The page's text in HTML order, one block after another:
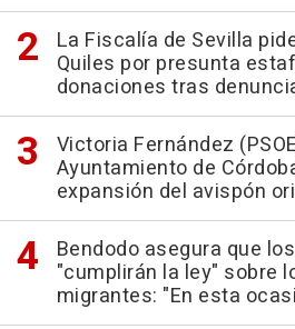
La Fiscalía de Sevilla
Quiles por presunta
donaciones tras
Victoria Fernández
Ayuntamiento de
expansión del avispón
Bendodo asegura que
"cumplirán la ley" sobre
migrantes: "En esta